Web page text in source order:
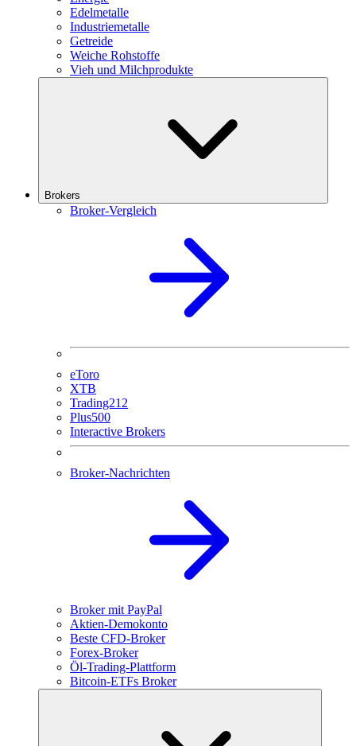
Edelmetalle
Industriemetalle
Getreide
Weiche Rohstoffe
Vieh und Milchprodukte
Brokers
Broker-Vergleich
eToro
XTB
Trading212
Plus500
Interactive Brokers
Broker-Nachrichten
Broker mit PayPal
Aktien-Demokonto
Beste CFD-Broker
Forex-Broker
Öl-Trading-Plattform
Bitcoin-ETFs Broker